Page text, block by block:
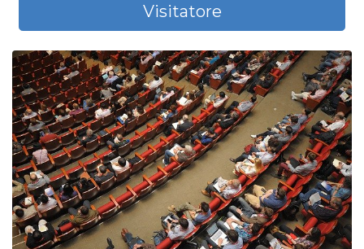
Visitatore